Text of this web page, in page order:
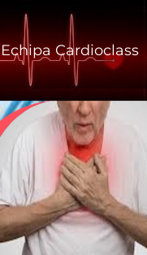
Echipa Cardioclass